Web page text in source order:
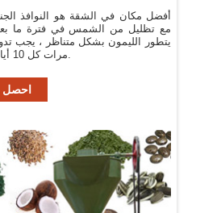
أفضل مكان في الشقة هو النوافذ
مع تظليل من الشمس في فترة ما
مرات كل 10 أيام حول المحور.
احصل